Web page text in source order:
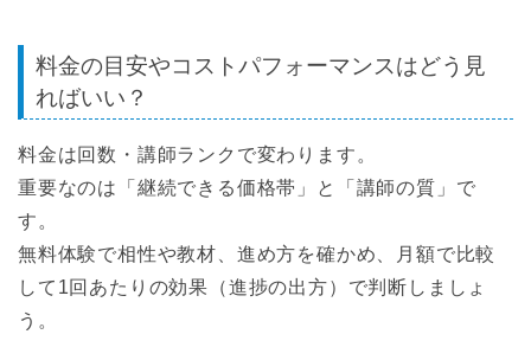
料金の目安やコストパフォーマンスはどう見
ればいい？
料金は回数・講師ランクで変わります。
重要なのは「継続できる価格帯」と「講師の質」で
す。
無料体験で相性や教材、進め方を確かめ、月額で比較
して1回あたりの効果（進捗の出方）で判断しましょ
う。